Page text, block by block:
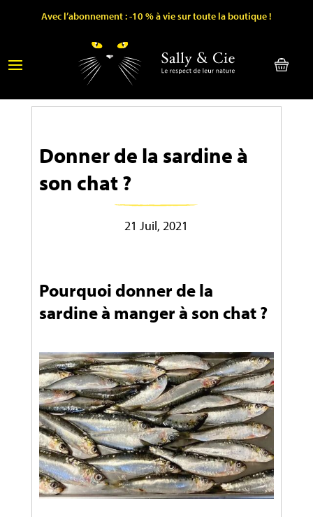
Avec l’abonnement : -10 % à vie sur toute la boutique !
Donner de la sardine à
son chat ?
21 Juil, 2021
Pourquoi donner de la
sardine à manger à son chat ?